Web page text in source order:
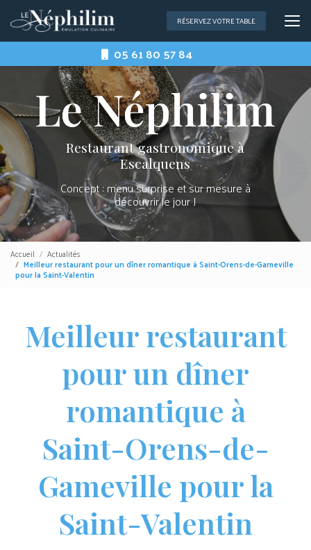
contenu
principal 05 61 80 57 84
RÉSERVEZ VOTRE TABLE
Restaurant gastronomique à
Escalquens
Concept : menu surprise et sur mesure à
découvrir le jour J
Accueil Actualités
Meilleur restaurant pour un dîner romantique à Saint-Orens-de-Gameville
pour la Saint-Valentin
Meilleur restaurant
pour un dîner
romantique à
Saint-Orens-de-
Gameville pour la
Saint-Valentin